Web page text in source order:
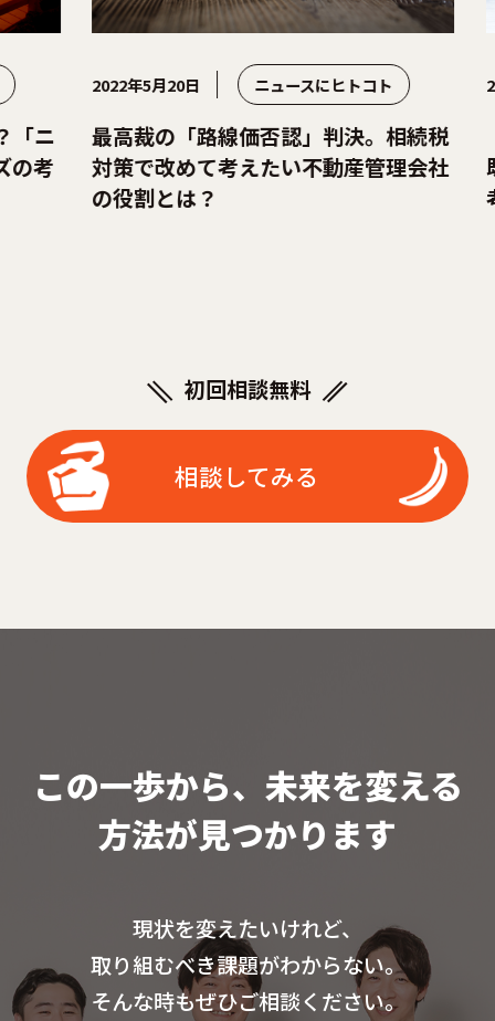
2022年5月20日 ニュースにヒトコト
最高裁の「路線価否認」判決。相続税
対策で改めて考えたい不動産管理会社
の役割とは？
2022年4
「防音
既存物
初回相談無料
相談してみる
この一歩から、未来を変える
方法が見つかります
現状を変えたいけれど、
取り組むべき課題がわからない。
そんな時もぜひご相談ください。